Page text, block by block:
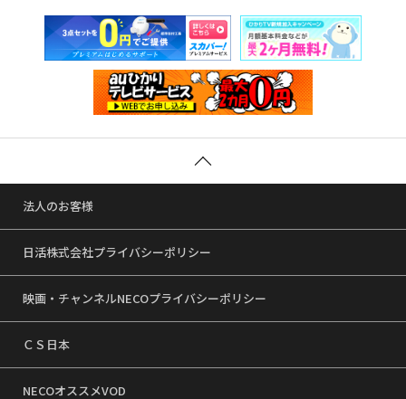
法人のお客様
日活株式会社プライバシーポリシー
映画・チャンネルNECOプライバシーポリシー
ＣＳ日本
NECOオススメVOD